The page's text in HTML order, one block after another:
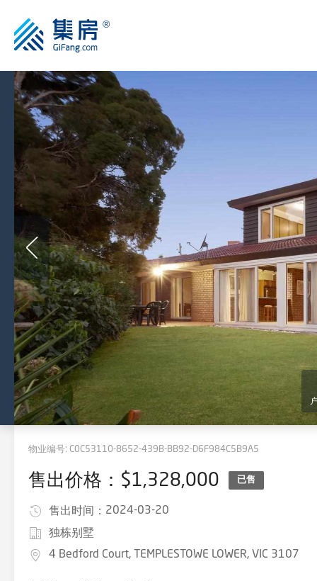
物业编号: C0C53110-8652-439B-BB92-D6F984C5B9A5
售出价格：$1,328,000 已售
售出时间： 2024-03-20
独栋别墅
4 Bedford Court, TEMPLESTOWE LOWER, VIC 3107